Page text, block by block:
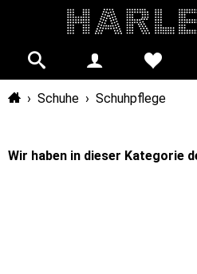
Startseite
› Schuhe › Schuhpflege
Wir haben in dieser Kategorie